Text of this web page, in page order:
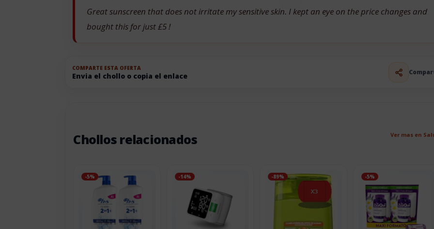
Great sunscreen that does not irritate my sensitive skin. I kept an eye on the price changes and
bought this for just £5 !
COMPARTE ESTA OFERTA
Envia el chollo o copia el enlace
Chollos relacionados Ver mas en
-5% -14% -89% -5%